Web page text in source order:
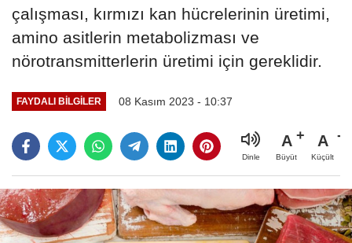
çalışması, kırmızı kan hücrelerinin üretimi,
amino asitlerin metabolizması ve
nörotransmitterlerin üretimi için gereklidir.
FAYDALI BILGILER 08 Kasım 2023 - 10:37
Dinle
A
Büyüt
A
Küçült